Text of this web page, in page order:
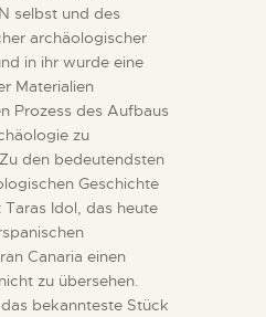
selbst und des
archäologischer
in ihr wurde eine
Materialien
Prozess des Aufbaus
zu
den bedeutendsten
Geschichte
Idol, das heute
Canaria einen
zu übersehen.
bekannteste Stück